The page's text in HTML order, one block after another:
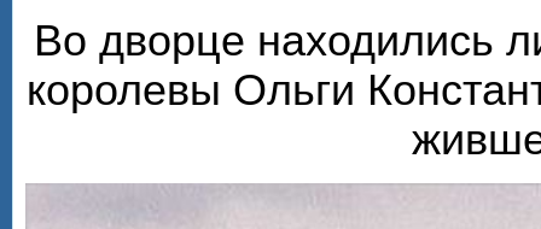
Во дворце находились
королевы Ольги